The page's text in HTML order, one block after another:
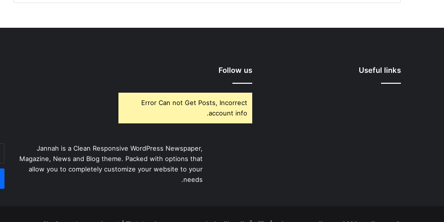
Useful links
Follow us
Error Can not Get Posts, Incorrect
account info.
Jannah is a Clean Responsive WordPress Newspaper,
Magazine, News and Blog theme. Packed with options that
allow you to completely customize your website to your
needs.